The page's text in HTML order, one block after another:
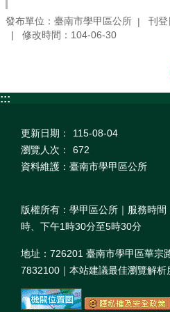
發布單位：臺南市學甲區公所
刊
修改時間：104-06-30
:::
更新日期：
115-08-04
瀏覽人次：
672
資料維護：臺南市學甲區公所
版權所有：學甲區公所｜服務時
時、下午1時30分至5時30分
地址：726201 臺南市學甲區華宗
7832100｜本站建議最佳瀏覽解析